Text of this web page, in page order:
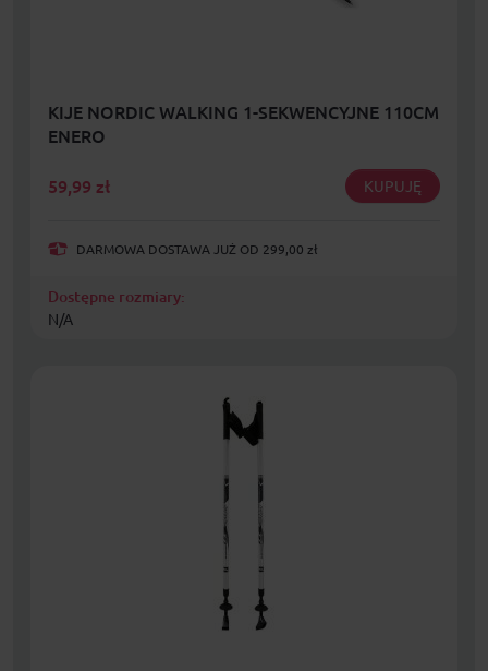
KIJE NORDIC WALKING 1-SEKWENCYJNE 110CM
ENERO
59,99 zł KUPUJĘ
DARMOWA DOSTAWA JUŻ OD 299,00 zł
Dostępne rozmiary:
N/A